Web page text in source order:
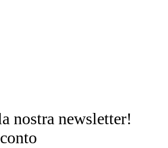
nostra newsletter!